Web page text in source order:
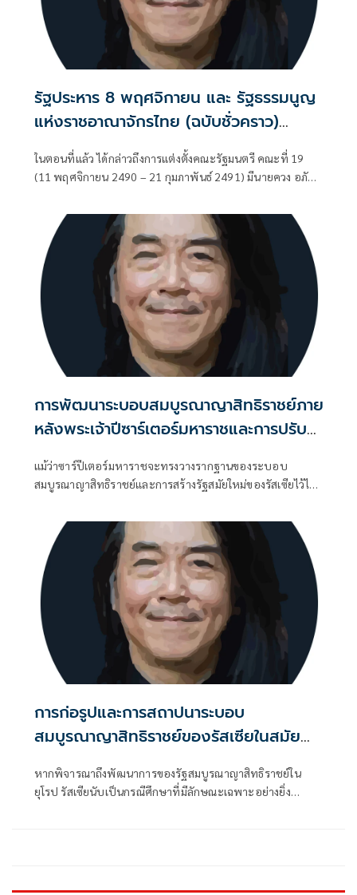
รัฐประหาร 8 พฤศจิกายน และ รัฐธรรมนูญ
แห่งราชอาณาจักรไทย (ฉบับชั่วคราว)
พุทธศักราช 2490 (ตอนที่ 16): จอมพล ป.
สาบานว่าทำรัฐประหาร ไม่ได้หวังตำแหน่ง
ในตอนที่แล้ว ได้กล่าวถึงการแต่งตั้งคณะรัฐมนตรี คณะที่ 19
(11 พฤศจิกายน 2490 – 21 กุมภาพันธ์ 2491) มีนายควง อภัย
การพัฒนาระบอบสมบูรณาญาสิทธิราชย์ภาย
หลังพระเจ้าปีซาร์เตอร์มหาราชและการปรับ
ชนชั้นขุนนาง
แม้ว่าซาร์ปีเตอร์มหาราชจะทรงวางรากฐานของระบอบ
สมบูรณาญาสิทธิราชย์และการสร้างรัฐสมัยใหม่ของรัสเซียไว้ได้
การก่อรูปและการสถาปนาระบอบ
สมบูรณาญาสิทธิราชย์ของรัสเซียในสมัย
หากพิจารณาถึงพัฒนาการของรัฐสมบูรณาญาสิทธิราชย์ใน
ยุโรป รัสเซียนับเป็นกรณีศึกษาที่มีลักษณะเฉพาะอย่างยิ่ง